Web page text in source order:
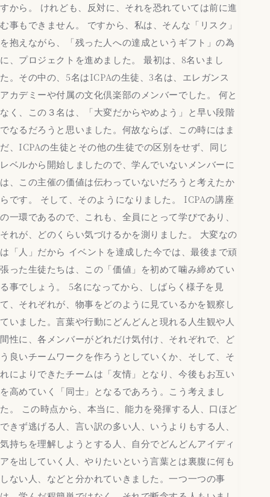
すから。 けれども、反対に、それを恐れていては前に進
む事もできません。 ですから、私は、そんな「リスク」
を抱えながら、「残った人への達成というギフト」の為
に、プロジェクトを進めました。 最初は、8名いまし
た。その中の、5名はICPAの生徒、3名は、エレガンス
アカデミーや付属の文化倶楽部のメンバーでした。 何と
なく、この３名は、「大変だからやめよう」と早い段階
でなるだろうと思いました。何故ならば、この時にはま
だ、ICPAの生徒とその他の生徒での区別をせず、同じ
レベルから開始しましたので、学んでいないメンバーに
は、この主催の価値は伝わっていないだろうと考えたか
らです。 そして、そのようになりました。 ICPAの講座
の一環であるので、これも、全員にとって学びであり、
それが、どのくらい気づけるかを測りました。 大変なの
は「人」だから イベントを達成した今では、最後まで頑
張った生徒たちは、この「価値」を初めて噛み締めてい
る事でしょう。 5名になってから、しばらく様子を見
て、それぞれが、物事をどのように見ているかを観察し
ていました。言葉や行動にどんどんと現れる人生観や人
間性に、各メンバーがどれだけ気付け、それぞれで、ど
う良いチームワークを作ろうとしていくか、そして、そ
れによりできたチームは「友情」となり、今後もお互い
を高めていく「同士」となるであろう。こう考えまし
た。 この時点から、本当に、能力を発揮する人、口ほど
できず逃げる人、言い訳の多い人、いうよりもする人、
気持ちを理解しようとする人、自分でどんどんアイディ
アを出していく人、やりたいという言葉とは裏腹に何も
しない人、などと分かれていきました。一つ一つの事